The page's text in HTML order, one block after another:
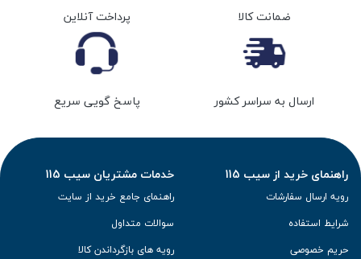
ضمانت کالا پرداخت آنلاین
ارسال به سراسر کشور پاسخ گویی سریع
راهنمای خرید از سیب 115
رویه ارسال سفارشات
شرایط استفاده
حریم خصوصی
خدمات مشتریان سیب 115
راهنمای جامع خرید از سایت
سوالات متداول
رویه های بازگرداندن کالا